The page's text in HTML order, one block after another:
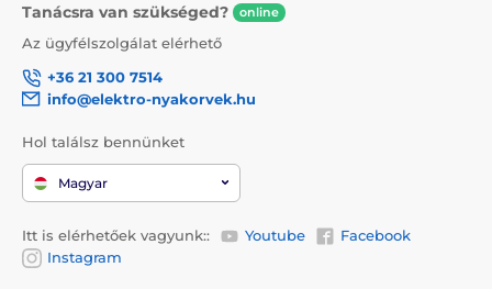
Tanácsra van szükséged? online
Az ügyfélszolgálat elérhető
+36 21 300 7514
info@elektro-nyakorvek.hu
Hol találsz bennünket
Magyar
Itt is elérhetőek vagyunk:: Youtube
Facebook
Instagram